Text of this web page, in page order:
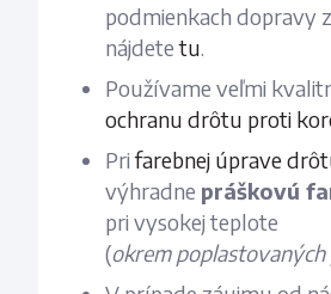
podmienkach dopravy
nájdetetu.
Používame veľmi
ochranu drôtu proti
Prifarebnej úprave
výhradne práškovú
pri vysokej teplote
(okrem poplastovaných